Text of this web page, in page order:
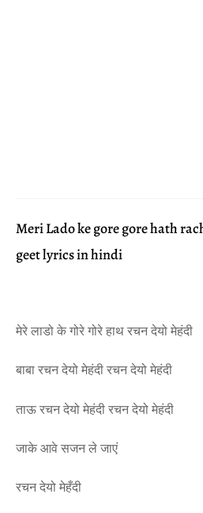
Meri Lado ke gore gore hath
geet lyrics in hindi
मेरे लाडो के गोरे गोरे हाथ रचन देयो मेहंदी
बाबा रचन देयो मेहंदी रचन देयो मेहंदी
ताऊ रचन देयो मेहंदी रचन देयो मेहंदी
जाके आवे सजन ले जाएं
रचन देयो मेहँदी